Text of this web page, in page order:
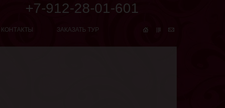
+7-912-28-01-601
КОНТАКТЫ ЗАКАЗАТЬ ТУР